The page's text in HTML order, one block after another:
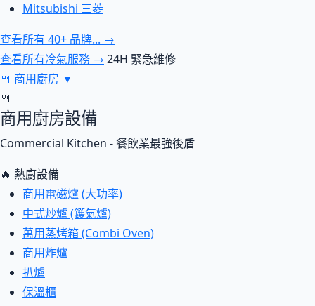
Mitsubishi 三菱
查看所有 40+ 品牌... →
查看所有冷氣服務 → 24H 緊急維修
🍴 商用廚房 ▼
🍴
商用廚房設備
Commercial Kitchen - 餐飲業最強後盾
🔥 熱廚設備
商用電磁爐 (大功率)
中式炒爐 (鑊氣爐)
萬用蒸烤箱 (Combi Oven)
商用炸爐
扒爐
保溫櫃